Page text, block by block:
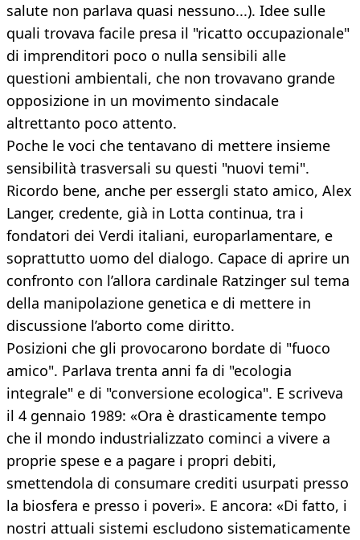
salute non parlava quasi nessuno...). Idee sulle
quali trovava facile presa il "ricatto occupazionale"
di imprenditori poco o nulla sensibili alle
questioni ambientali, che non trovavano grande
opposizione in un movimento sindacale
altrettanto poco attento.
Poche le voci che tentavano di mettere insieme
sensibilità trasversali su questi "nuovi temi".
Ricordo bene, anche per essergli stato amico, Alex
Langer, credente, già in Lotta continua, tra i
fondatori dei Verdi italiani, europarlamentare, e
soprattutto uomo del dialogo. Capace di aprire un
confronto con l’allora cardinale Ratzinger sul tema
della manipolazione genetica e di mettere in
discussione l’aborto come diritto.
Posizioni che gli provocarono bordate di "fuoco
amico". Parlava trenta anni fa di "ecologia
integrale" e di "conversione ecologica". E scriveva
il 4 gennaio 1989: «Ora è drasticamente tempo
che il mondo industrializzato cominci a vivere a
proprie spese e a pagare i propri debiti,
smettendola di consumare crediti usurpati presso
la biosfera e presso i poveri». E ancora: «Di fatto, i
nostri attuali sistemi escludono sistematicamente